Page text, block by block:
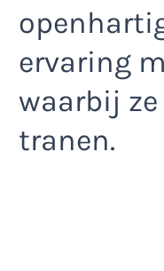
ervaring
waarbij
tranen.